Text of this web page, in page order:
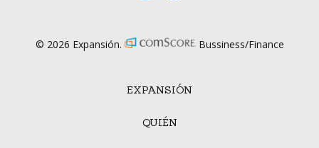
EXPANSIÓN
QUIÉN
© 2026 Expansión. Bussiness/Finance